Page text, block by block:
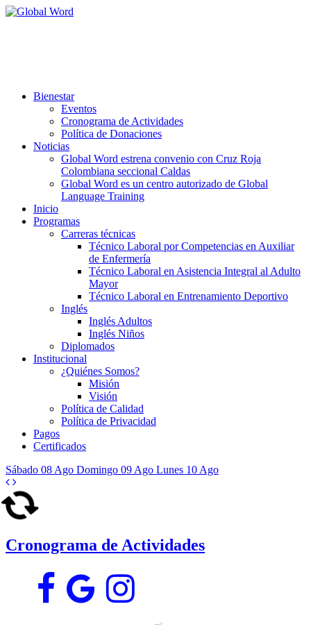
Bienestar
Eventos
Cronograma de Actividades
Política de Donaciones
Noticias
Global Word estrena convenio con Cruz Roja
Colombiana seccional Caldas
Global Word es un centro autorizado de Global
Language Training
Inicio
Programas
Carreras técnicas
Técnico Laboral por Competencias en Auxiliar
de Enfermería
Técnico Laboral en Asistencia Integral al Adulto
Mayor
Técnico Laboral en Entrenamiento Deportivo
Inglés
Inglés Adultos
Inglés Niños
Diplomados
Institucional
¿Quiénes Somos?
Misión
Visión
Política de Calidad
Política de Privacidad
Pagos
Certificados
Sábado 08 Ago Domingo 09 Ago Lunes 10 Ago
Cronograma de Actividades
-->